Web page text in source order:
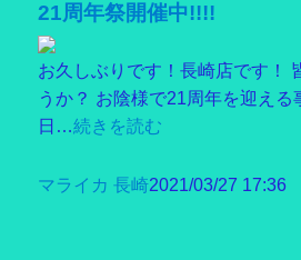
21周年祭開催中!!!!
お久しぶりです！長崎店です！
うか？ お陰様で21周年を迎える
日…続きを読む
マライカ 長崎2021/03/27 17:36